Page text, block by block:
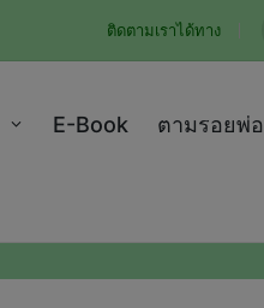
ติดตามเราได้ทาง
E-Book ตามรอยพ่อ